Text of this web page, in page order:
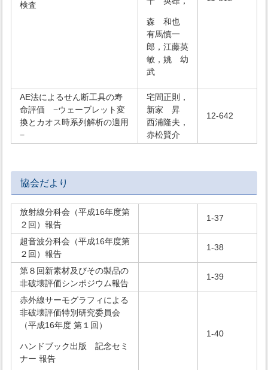
検査
森 和也
有馬慎一
郎，江藤英
敏，姚 幼
武
AE法によるせん断工具の寿
命評価 −ウェーブレット変
換とカオス時系列解析の適用
−
宅間正則，
新家 昇
西浦隆夫，
赤松賢介
12-642
協会だより
放射線分科会（平成16年度第
２回）報告
1-37
超音波分科会（平成16年度第
２回）報告
1-38
第８回新素材及びその製品の
非破壊評価シンポジウム報告
1-39
赤外線サーモグラフィによる
非破壊評価特別研究委員会
（平成16年度 第１回）
ハンドブック出版 記念セミ
ナー 報告
1-40